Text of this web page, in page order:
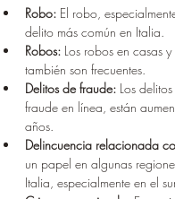
Robo: El robo,
delito más común en Italia.
Robos: Los robos en casas
también son frecuentes.
Delitos de fraude: Los
fraude en línea, están
años.
Delincuencia relacionada
un papel en algunas
Italia, especialmente en el